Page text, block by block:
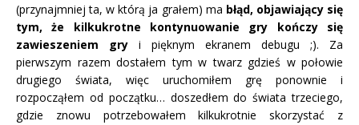
(przynajmniej ta, w którą ja grałem) ma błąd, objawiający się
tym, że kilkukrotne kontynuowanie gry kończy się
zawieszeniem gry i pięknym ekranem debugu ;). Za
pierwszym razem dostałem tym w twarz gdzieś w połowie
drugiego świata, więc uruchomiłem grę ponownie i
rozpocząłem od początku… doszedłem do świata trzeciego,
gdzie znowu potrzebowałem kilkukrotnie skorzystać z